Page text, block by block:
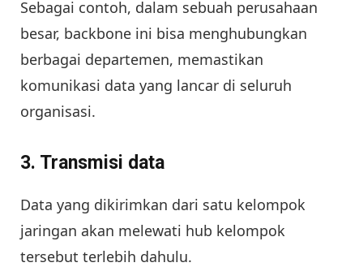
Sebagai contoh, dalam sebuah perusahaan
besar, backbone ini bisa menghubungkan
berbagai departemen, memastikan
komunikasi data yang lancar di seluruh
organisasi.
3. Transmisi data
Data yang dikirimkan dari satu kelompok
jaringan akan melewati hub kelompok
tersebut terlebih dahulu.